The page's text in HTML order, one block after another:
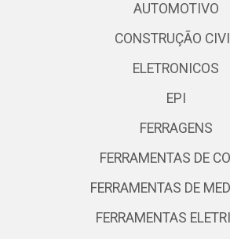
AUTOMOTIVO
CONSTRUÇÃO
ELETRONICOS
EPI
FERRAGENS
FERRAMENTAS DE
FERRAMENTAS DE
FERRAMENTAS